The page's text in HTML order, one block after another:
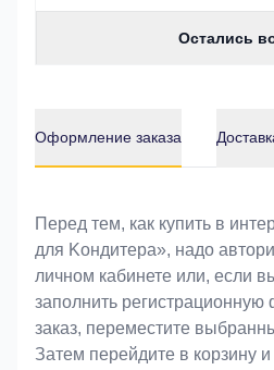
Остались
Оформление заказа
Оформление заказа
Перед тем, как купить в
для Koндитeрa», надо
личном кабинете или, если
заполнить
заказ, переместите
Затем перейдите в корзину